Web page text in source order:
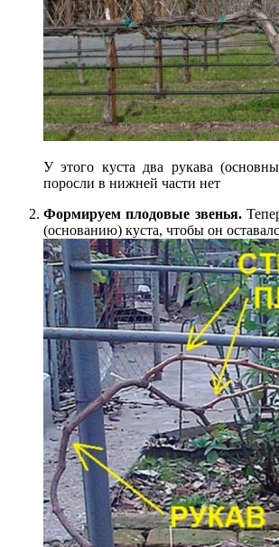
У этого куста два рукава
поросли в нижней части нет
Формируем плодовые звенья.
(основанию) куста, чтобы он